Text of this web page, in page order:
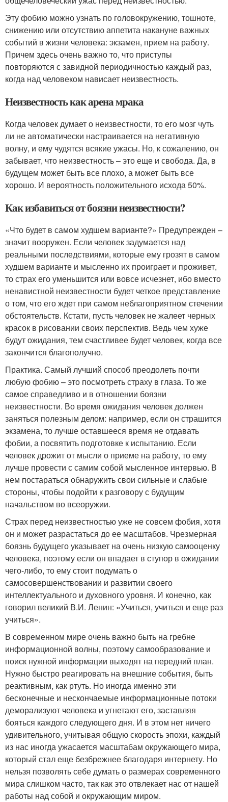
Эту фобию можно узнать по головокружению, тошноте,
снижению или отсутствию аппетита накануне важных
событий в жизни человека: экзамен, прием на работу.
Причем здесь очень важно то, что приступы
повторяются с завидной периодичностью каждый раз,
когда над человеком нависает неизвестность.
Неизвестность как арена мрака
Когда человек думает о неизвестности, то его мозг чуть
ли не автоматически настраивается на негативную
волну, и ему чудятся всякие ужасы. Но, к сожалению, он
забывает, что неизвестность – это еще и свобода. Да, в
будущем может быть все плохо, а может быть все
хорошо. И вероятность положительного исхода 50%.
Как избавиться от боязни неизвестности?
«Что будет в самом худшем варианте?» Предупрежден –
значит вооружен. Если человек задумается над
реальными последствиями, которые ему грозят в самом
худшем варианте и мысленно их проиграет и проживет,
то страх его уменьшится или вовсе исчезнет, ибо вместо
ненавистной неизвестности будет четкое представление
о том, что его ждет при самом неблагоприятном стечении
обстоятельств. Кстати, пусть человек не жалеет черных
красок в рисовании своих перспектив. Ведь чем хуже
будут ожидания, тем счастливее будет человек, когда все
закончится благополучно.
Практика. Самый лучший способ преодолеть почти
любую фобию – это посмотреть страху в глаза. То же
самое справедливо и в отношении боязни
неизвестности. Во время ожидания человек должен
заняться полезным делом: например, если он страшится
экзамена, то лучше оставшееся время не отдавать
фобии, а посвятить подготовке к испытанию. Если
человек дрожит от мысли о приеме на работу, то ему
лучше провести с самим собой мысленное интервью. В
нем постараться обнаружить свои сильные и слабые
стороны, чтобы подойти к разговору с будущим
начальством во всеоружии.
Страх перед неизвестностью уже не совсем фобия, хотя
он и может разрастаться до ее масштабов. Чрезмерная
боязнь будущего указывает на очень низкую самооценку
человека, поэтому если он впадает в ступор в ожидании
чего-либо, то ему стоит подумать о
самосовершенствовании и развитии своего
интеллектуального и духовного уровня. И конечно, как
говорил великий В.И. Ленин: «Учиться, учиться и еще раз
учиться».
В современном мире очень важно быть на гребне
информационной волны, поэтому самообразование и
поиск нужной информации выходят на передний план.
Нужно быстро реагировать на внешние события, быть
реактивным, как ртуть. Но иногда именно эти
бесконечные и нескончаемые информационные потоки
деморализуют человека и угнетают его, заставляя
бояться каждого следующего дня. И в этом нет ничего
удивительного, учитывая общую скорость эпохи, каждый
из нас иногда ужасается масштабам окружающего мира,
который стал еще безбрежнее благодаря интернету. Но
нельзя позволять себе думать о размерах современного
мира слишком часто, так как это отвлекает нас от нашей
работы над собой и окружающим миром.